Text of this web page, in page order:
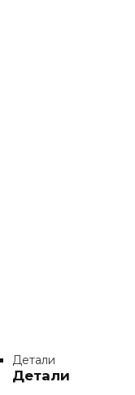
Детали
Детали